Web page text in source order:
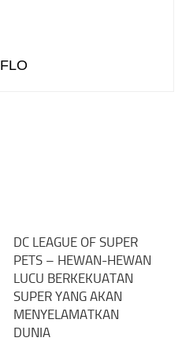
FLO
DC LEAGUE OF SUPER
PETS – HEWAN-HEWAN
LUCU BERKEKUATAN
SUPER YANG AKAN
MENYELAMATKAN
DUNIA